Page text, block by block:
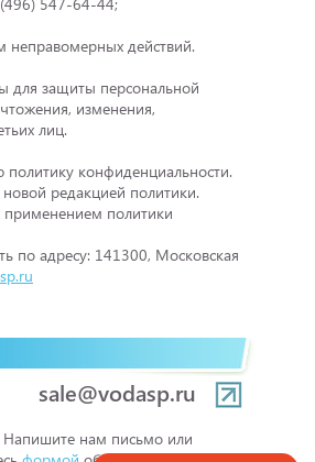
неправомерных действий.
для защиты персональной
изменения,
лиц.
конфиденциальности.
редакцией политики.
политики
по адресу: 141300, Московская
sale@vodasp.ru
Напишите нам письмо или